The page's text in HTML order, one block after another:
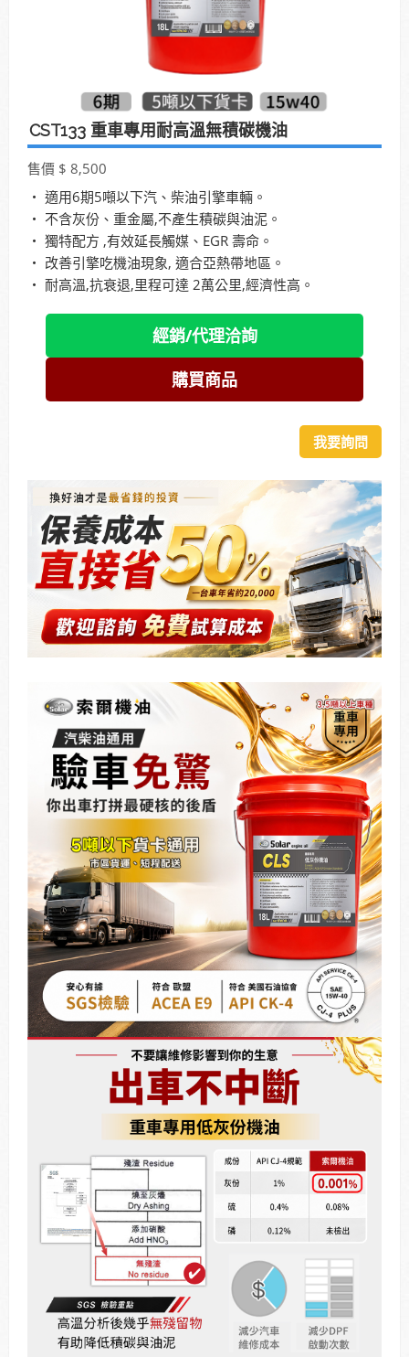
CST133 重車專用耐高溫無積碳機油
售價 $ 8,500
‧ 適用6期5噸以下汽、柴油引擎車輛。
‧ 不含灰份、重金屬,不產生積碳與油泥。
‧ 獨特配方 ,有效延長觸媒、EGR 壽命。
‧ 改善引擎吃機油現象, 適合亞熱帶地區。
‧ 耐高溫,抗衰退,里程可達 2萬公里,經濟性高。
經銷/代理洽詢
購買商品
我要詢問